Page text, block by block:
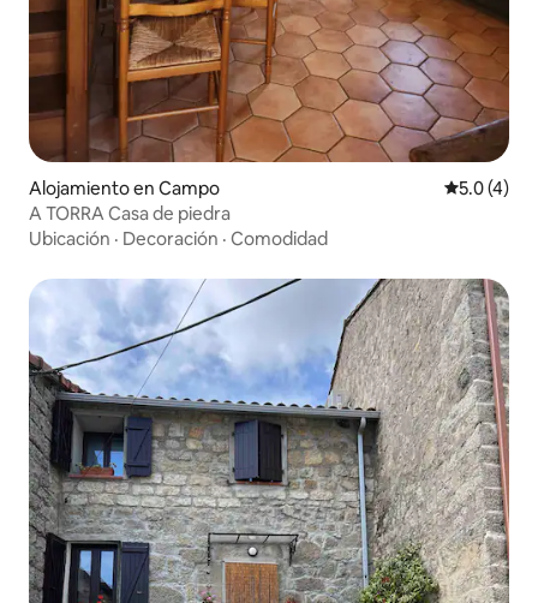
Alojamiento en Campo
5.0 (4)
A TORRA Casa de piedra
Ubicación · Decoración · Comodidad